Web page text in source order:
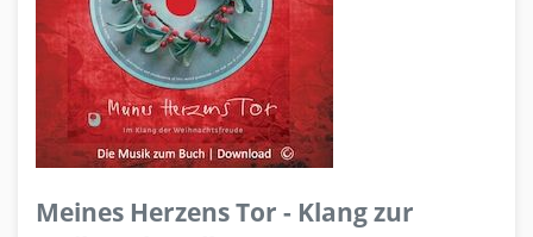
Meines Herzens Tor - Klang zur